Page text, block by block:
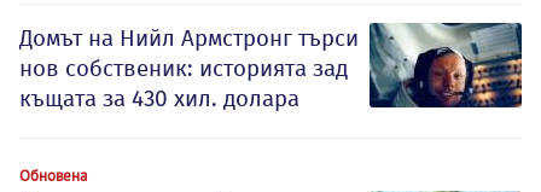
Домът на Нийл Армстронг търси
нов собственик: историята зад
къщата за 430 хил. долара
Обновена